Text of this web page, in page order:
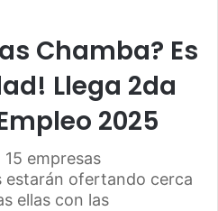
Chamba? Es
Llega 2da
2025
empresas
estarán ofertando cerca
ellas con las